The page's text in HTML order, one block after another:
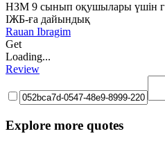
НЗМ 9 сынып оқушылары үшін
ІЖБ-ға дайындық
Rauan Ibragim
Get
Loading...
Review
Explore more quotes